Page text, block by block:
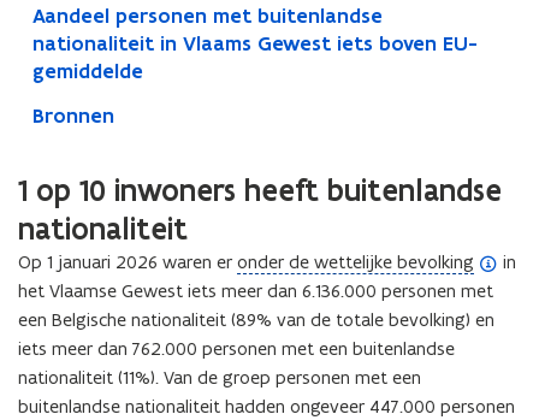
Aandeel personen met buitenlandse
nationaliteit in Vlaams Gewest iets boven EU-
gemiddelde
Bronnen
1 op 10 inwoners heeft buitenlandse
nationaliteit
Op 1 januari 2026 waren er onder de wettelijke bevolking
(
o
p
e
n
d
in
het Vlaamse Gewest iets meer dan 6.136.000 personen met
een Belgische nationaliteit (89% van de totale bevolking) en
iets meer dan 762.000 personen met een buitenlandse
nationaliteit (11%). Van de groep personen met een
buitenlandse nationaliteit hadden ongeveer 447.000 personen